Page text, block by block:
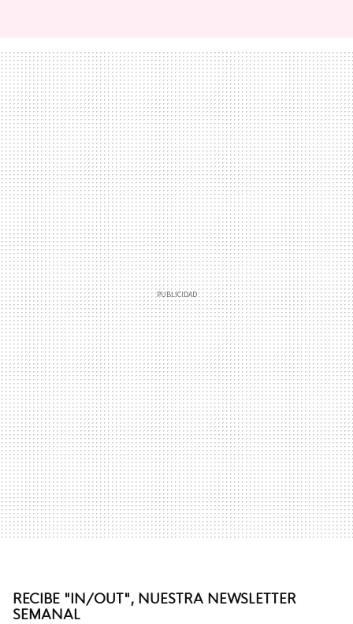
RECIBE "IN/OUT", NUESTRA NEWSLETTER
SEMANAL